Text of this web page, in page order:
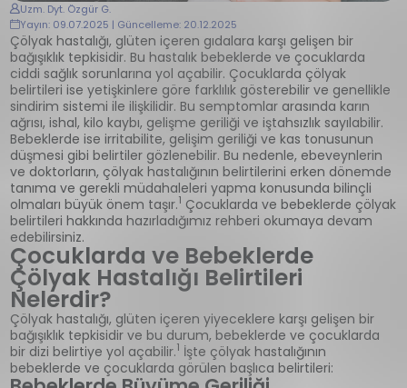
Uzm. Dyt. Özgür G.
Yayın: 09.07.2025 | Güncelleme: 20.12.2025
Çölyak hastalığı, glüten içeren gıdalara karşı gelişen bir
bağışıklık tepkisidir. Bu hastalık bebeklerde ve çocuklarda
ciddi sağlık sorunlarına yol açabilir. Çocuklarda çölyak
belirtileri ise yetişkinlere göre farklılık gösterebilir ve genellikle
sindirim sistemi ile ilişkilidir. Bu semptomlar arasında karın
ağrısı, ishal, kilo kaybı, gelişme geriliği ve iştahsızlık sayılabilir.
Bebeklerde ise irritabilite, gelişim geriliği ve kas tonusunun
düşmesi gibi belirtiler gözlenebilir. Bu nedenle, ebeveynlerin
ve doktorların, çölyak hastalığının belirtilerini erken dönemde
tanıma ve gerekli müdahaleleri yapma konusunda bilinçli
olmaları büyük önem taşır.1 Çocuklarda ve bebeklerde çölyak
belirtileri hakkında hazırladığımız rehberi okumaya devam
edebilirsiniz.
Çocuklarda ve Bebeklerde
Çölyak Hastalığı Belirtileri
Nelerdir?
Çölyak hastalığı, glüten içeren yiyeceklere karşı gelişen bir
bağışıklık tepkisidir ve bu durum, bebeklerde ve çocuklarda
bir dizi belirtiye yol açabilir.1 İşte çölyak hastalığının
bebeklerde ve çocuklarda görülen başlıca belirtileri: